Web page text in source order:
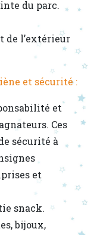
du parc.
de l’extérieur
et sécurité :
et
Ces
sécurité à
et
snack.
bijoux,